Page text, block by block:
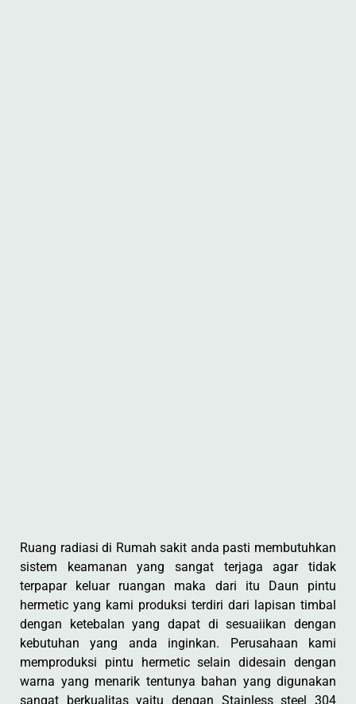
Ruang radiasi di Rumah sakit anda pasti membutuhkan
sistem keamanan yang sangat terjaga agar tidak
terpapar keluar ruangan maka dari itu Daun pintu
hermetic yang kami produksi terdiri dari lapisan timbal
dengan ketebalan yang dapat di sesuaiikan dengan
kebutuhan yang anda inginkan. Perusahaan kami
memproduksi pintu hermetic selain didesain dengan
warna yang menarik tentunya bahan yang digunakan
sangat berkualitas yaitu dengan Stainless steel 304